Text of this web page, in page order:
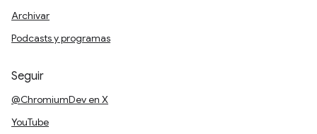
Archivar
Podcasts y programas
Seguir
@ChromiumDev en X
YouTube